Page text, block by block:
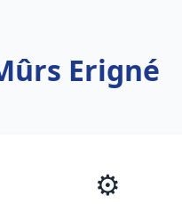
Erigné
⚙️